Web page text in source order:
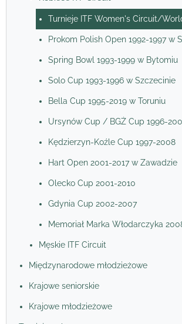
Turnieje ITF Women's Circuit/
Prokom Polish Open 1992-1997 w
Spring Bowl 1993-1999 w Bytomiu
Solo Cup 1993-1996 w Szczecinie
Bella Cup 1995-2019 w Toruniu
Ursynów Cup / BGŻ Cup 1996-
Kędzierzyn-Koźle Cup 1997-2008
Hart Open 2001-2017 w Zawadzie
Olecko Cup 2001-2010
Gdynia Cup 2002-2007
Memoriał Marka Włodarczyka
Męskie ITF Circuit
Międzynarodowe młodzieżowe
Krajowe seniorskie
Krajowe młodzieżowe